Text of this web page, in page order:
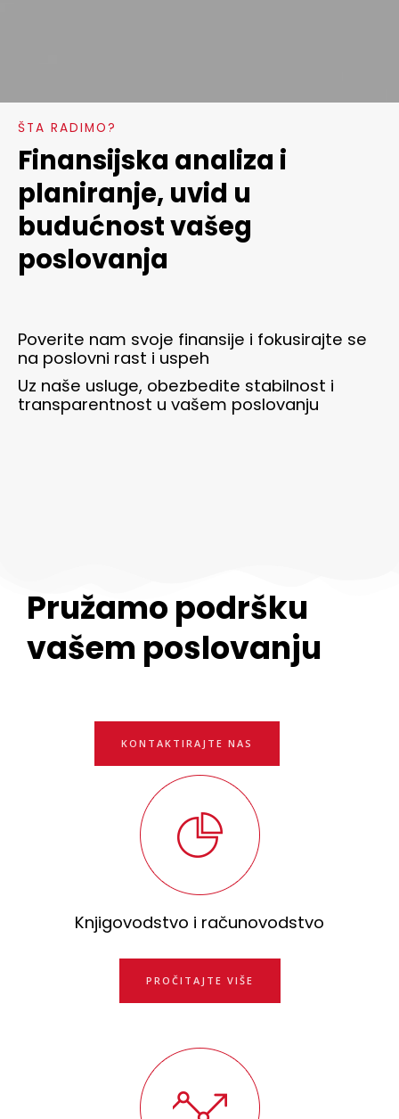
ŠTA RADIMO?
Finansijska analiza i
planiranje, uvid u
budućnost vašeg
poslovanja
Poverite nam svoje finansije i fokusirajte se
na poslovni rast i uspeh
Uz naše usluge, obezbedite stabilnost i
transparentnost u vašem poslovanju
Pružamo podršku
vašem poslovanju
KONTAKTIRAJTE NAS
Knjigovodstvo i računovodstvo
PROČITAJTE VIŠE